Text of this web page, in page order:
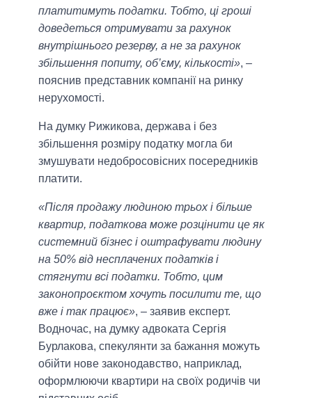
платитимуть податки. Тобто, ці гроші
доведеться отримувати за рахунок
внутрішнього резерву, а не за рахунок
збільшення попиту, об’єму, кількості», –
пояснив представник компанії на ринку
нерухомості.
На думку Рижикова, держава і без
збільшення розміру податку могла би
змушувати недобросовісних посередників
платити.
«Після продажу людиною трьох і більше
квартир, податкова може розцінити це як
системний бізнес і оштрафувати людину
на 50% від несплачених податків і
стягнути всі податки. Тобто, цим
законопроєктом хочуть посилити те, що
вже і так працює», – заявив експерт.
Водночас, на думку адвоката Сергія
Бурлакова, спекулянти за бажання можуть
обійти нове законодавство, наприклад,
оформлюючи квартири на своїх родичів чи